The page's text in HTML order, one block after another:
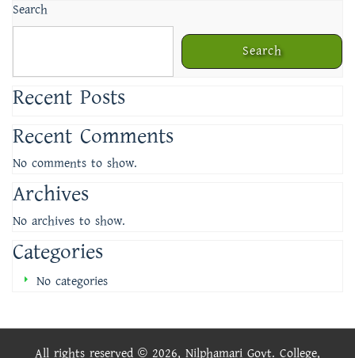
Search
Search
Recent Posts
Recent Comments
No comments to show.
Archives
No archives to show.
Categories
No categories
All rights reserved © 2026, Nilphamari Govt. College,